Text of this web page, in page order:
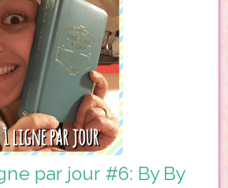
par jour #6: By By